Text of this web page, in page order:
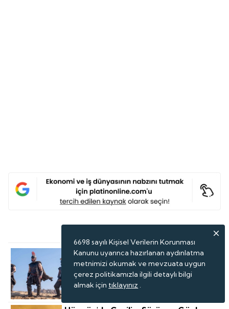
'The Odyssey Filmi Türkiye Için Fırsat
Olabilir'
6698 sayılı Kişisel Verilerin Korunması
Kanunu uyarınca hazırlanan aydınlatma
metnimizi okumak ve mevzuata uygun
çerez politikamızla ilgili detaylı bilgi
almak için tıklayınız .